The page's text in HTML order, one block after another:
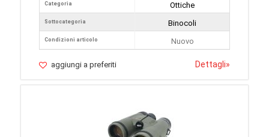
Categoria
Sottocategoria
Condizioni articolo
Ottiche
Binocoli
Nuovo
aggiungi a preferiti Dettagli»